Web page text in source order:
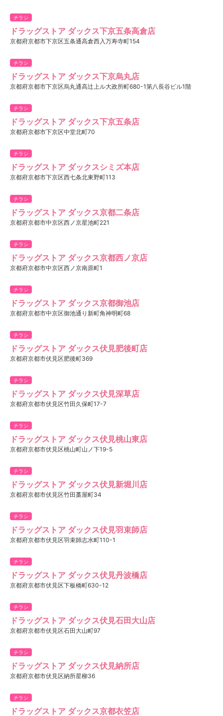
チラシ
ドラッグストア ダックス下京五条高倉店
京都府京都市下京区五条通高倉西入万寿寺町154
チラシ
ドラッグストア ダックス下京烏丸店
京都府京都市下京区烏丸通高辻上ル大政所町680-1第八長谷ビル1階
チラシ
ドラッグストア ダックス下京五条店
京都府京都市下京区中堂北町70
チラシ
ドラッグストア ダックスシミズ本店
京都府京都市下京区西七条北東野町113
チラシ
ドラッグストア ダックス京都二条店
京都府京都市中京区西ノ京星池町221
チラシ
ドラッグストア ダックス京都西ノ京店
京都府京都市中京区西ノ京南原町1
チラシ
ドラッグストア ダックス京都御池店
京都府京都市中京区御池通り新町角神明町68
チラシ
ドラッグストア ダックス伏見肥後町店
京都府京都市伏見区肥後町369
チラシ
ドラッグストア ダックス伏見深草店
京都府京都市伏見区竹田久保町17-7
チラシ
ドラッグストア ダックス伏見桃山東店
京都府京都市伏見区桃山町山ノ下19-5
チラシ
ドラッグストア ダックス伏見新堀川店
京都府京都市伏見区竹田藁屋町34
チラシ
ドラッグストア ダックス伏見羽束師店
京都府京都市伏見区羽束師志水町110-1
チラシ
ドラッグストア ダックス伏見丹波橋店
京都府京都市伏見区下板橋町630-12
チラシ
ドラッグストア ダックス伏見石田大山店
京都府京都市伏見区石田大山町97
チラシ
ドラッグストア ダックス伏見納所店
京都府京都市伏見区納所星柳36
チラシ
ドラッグストア ダックス京都衣笠店